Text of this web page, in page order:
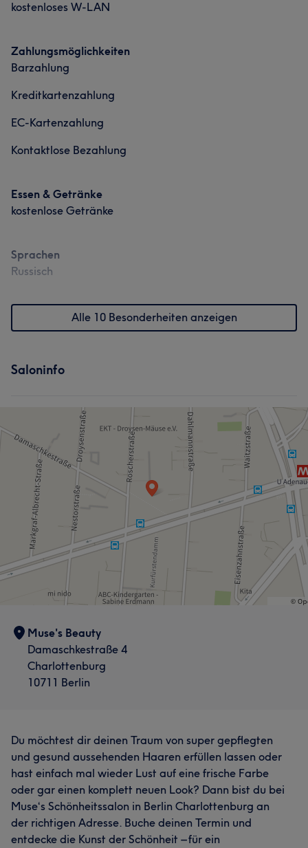
kostenloses W-LAN
Zahlungsmöglichkeiten
Barzahlung
Kreditkartenzahlung
EC-Kartenzahlung
Kontaktlose Bezahlung
Essen & Getränke
kostenlose Getränke
Sprachen
Russisch
Alle 10 Besonderheiten anzeigen
Saloninfo
Muse's Beauty
Damaschkestraße 4
Charlottenburg
10711 Berlin
Du möchtest dir deinen Traum von super gepflegten
und gesund aussehenden Haaren erfüllen lassen oder
hast einfach mal wieder Lust auf eine frische Farbe
oder gar einen komplett neuen Look? Dann bist du bei
Muse‘s Schönheitssalon in Berlin Charlottenburg an
der richtigen Adresse. Buche deinen Termin und
entdecke die Kunst der Schönheit – für ein